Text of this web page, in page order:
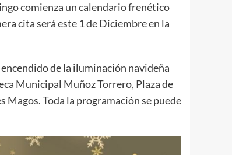
comienza un calendario frenético
cita será este 1 de Diciembre en la
de la iluminación navideña
Municipal Muñoz Torrero, Plaza de
Magos. Toda la programación se puede